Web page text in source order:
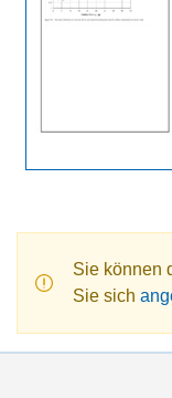
Sie können
Sie sich